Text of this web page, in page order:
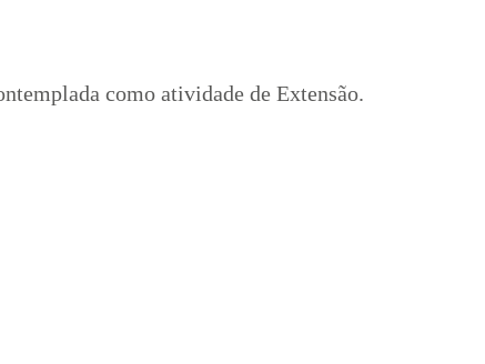
como atividade de Extensão.